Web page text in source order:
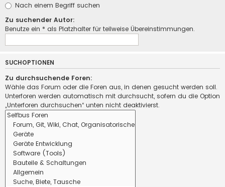
Nach einem Begriff suchen
Zu suchender Autor:
Benutze ein * als Platzhalter für teilweise Übereinstimmungen.
SUCHOPTIONEN
Zu durchsuchende Foren:
Wähle das Forum oder die Foren aus, in denen gesucht werden soll.
Unterforen werden automatisch mit durchsucht, sofern du die Option
„Unterforen durchsuchen“ unten nicht deaktivierst.